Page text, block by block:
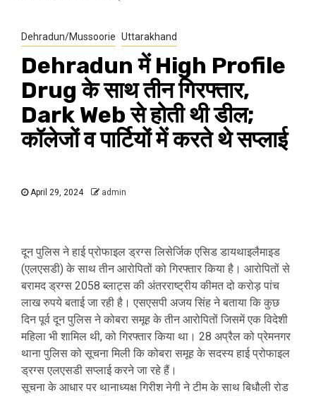
Dehradun/Mussoorie Uttarakhand
Dehradun में High Profile
Drug के साथ तीन गिरफ्तार,
Dark Web से होती थी डील;
कॉलेजों व पार्टियों में करते थे सप्‍लाई
April 29, 2024 admin
दून पुलिस ने हाई प्रोफाइल ड्रग्स लिसेर्जिक एसिड डायथाइलैमाइड
(एलएसडी) के साथ तीन आरोपितों को गिरफ्तार किया है। आरोपितों से
बरामद ड्रग्स 2058 ब्लाट्स की अंतरराष्ट्रीय कीमत दो करोड़ पांच
लाख रुपये बताई जा रही है। एसएसपी अजय सिंह ने बताया कि कुछ
दिन पूर्व दून पुलिस ने कोबरा समूह के तीन आरोपितों जिसमें एक विदेशी
महिला भी शामिल थी, को गिरफ्तार किया था। 28 अप्रैल को प्रेमनगर
थाना पुलिस को सूचना मिली कि कोबरा समूह के सदस्य हाई प्रोफाइल
ड्रग्स एलएसडी सप्लाई करने जा रहे हैं।
सूचना के आधार पर थानाध्यक्ष गिरीश नेगी ने टीम के साथ बिधौली रोड